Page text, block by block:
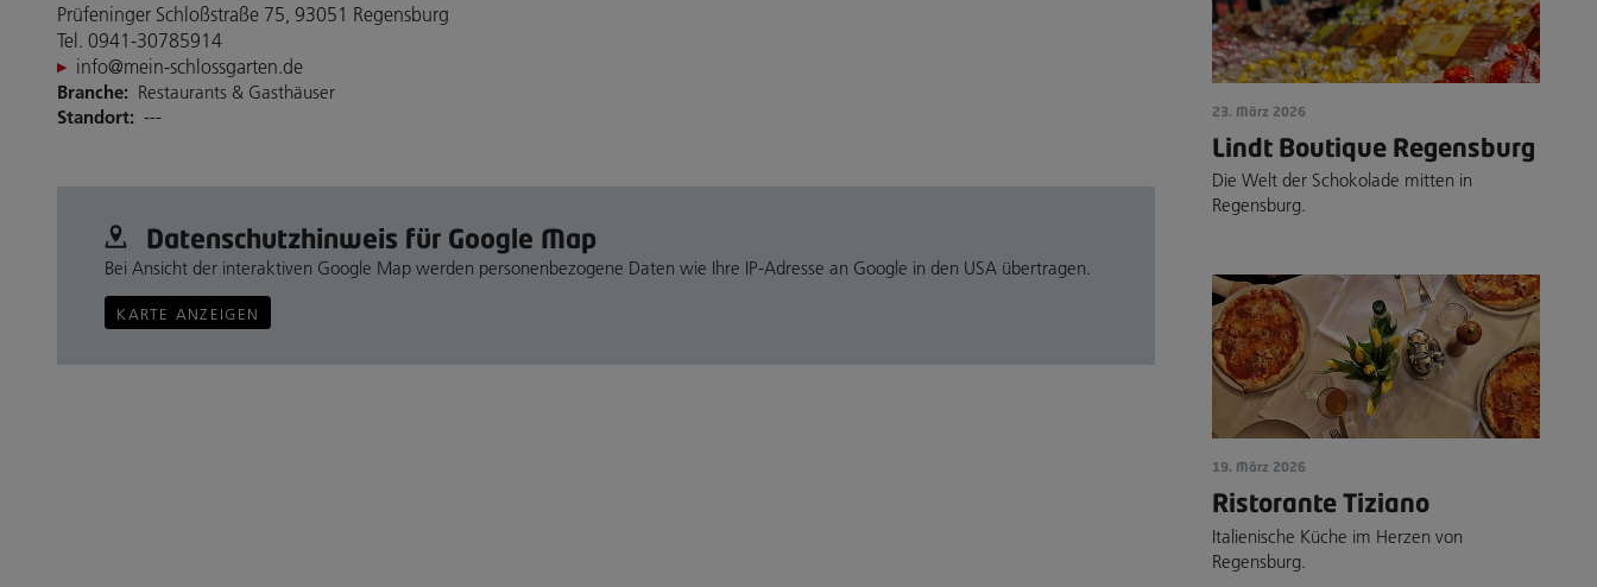
Prüfeninger Schloßstraße 75, 93051 Regensburg
Tel. 0941-30785914
info@mein-schlossgarten.de
Branche: Restaurants & Gasthäuser
Standort: ---
Datenschutz­hinweis für Google Map
Bei Ansicht der interaktiven Google Map werden personenbezogene Daten wie Ihre IP-Adresse an Google in den USA übertragen.
KARTE ANZEIGEN
23. März 2026
Lindt Boutique Regensburg
Die Welt der Schokolade mitten in
Regensburg.
19. März 2026
Ristorante Tiziano
Italienische Küche im Herzen von
Regensburg.